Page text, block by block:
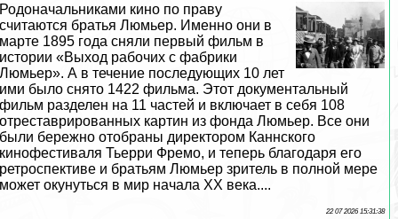
Родоначальниками кино по праву
считаются братья Люмьер. Именно они в
марте 1895 года сняли первый фильм в
истории «Выход рабочих с фабрики
Люмьер». А в течение последующих 10 лет
ими было снято 1422 фильма. Этот документальный
фильм разделен на 11 частей и включает в себя 108
отреставрированных картин из фонда Люмьер. Все они
были бережно отобраны директором Каннского
кинофестиваля Тьерри Фремо, и теперь благодаря его
ретроспективе и братьям Люмьер зритель в полной мере
может окунуться в мир начала XX века....
22 07 2026 15:31:38